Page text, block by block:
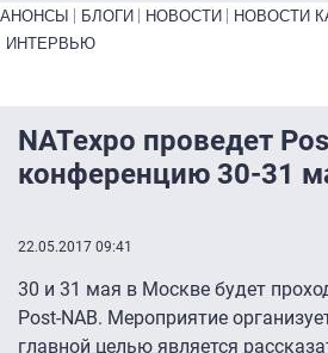
Primary links bottom
АНОНСЫ БЛОГИ НОВОСТИ НОВОСТИ
ИНТЕРВЬЮ
NATexpo проведет
конференцию 30-31
22.05.2017 09:41
30 и 31 мая в Москве будет
Post-NAB. Мероприятие
главной целью является